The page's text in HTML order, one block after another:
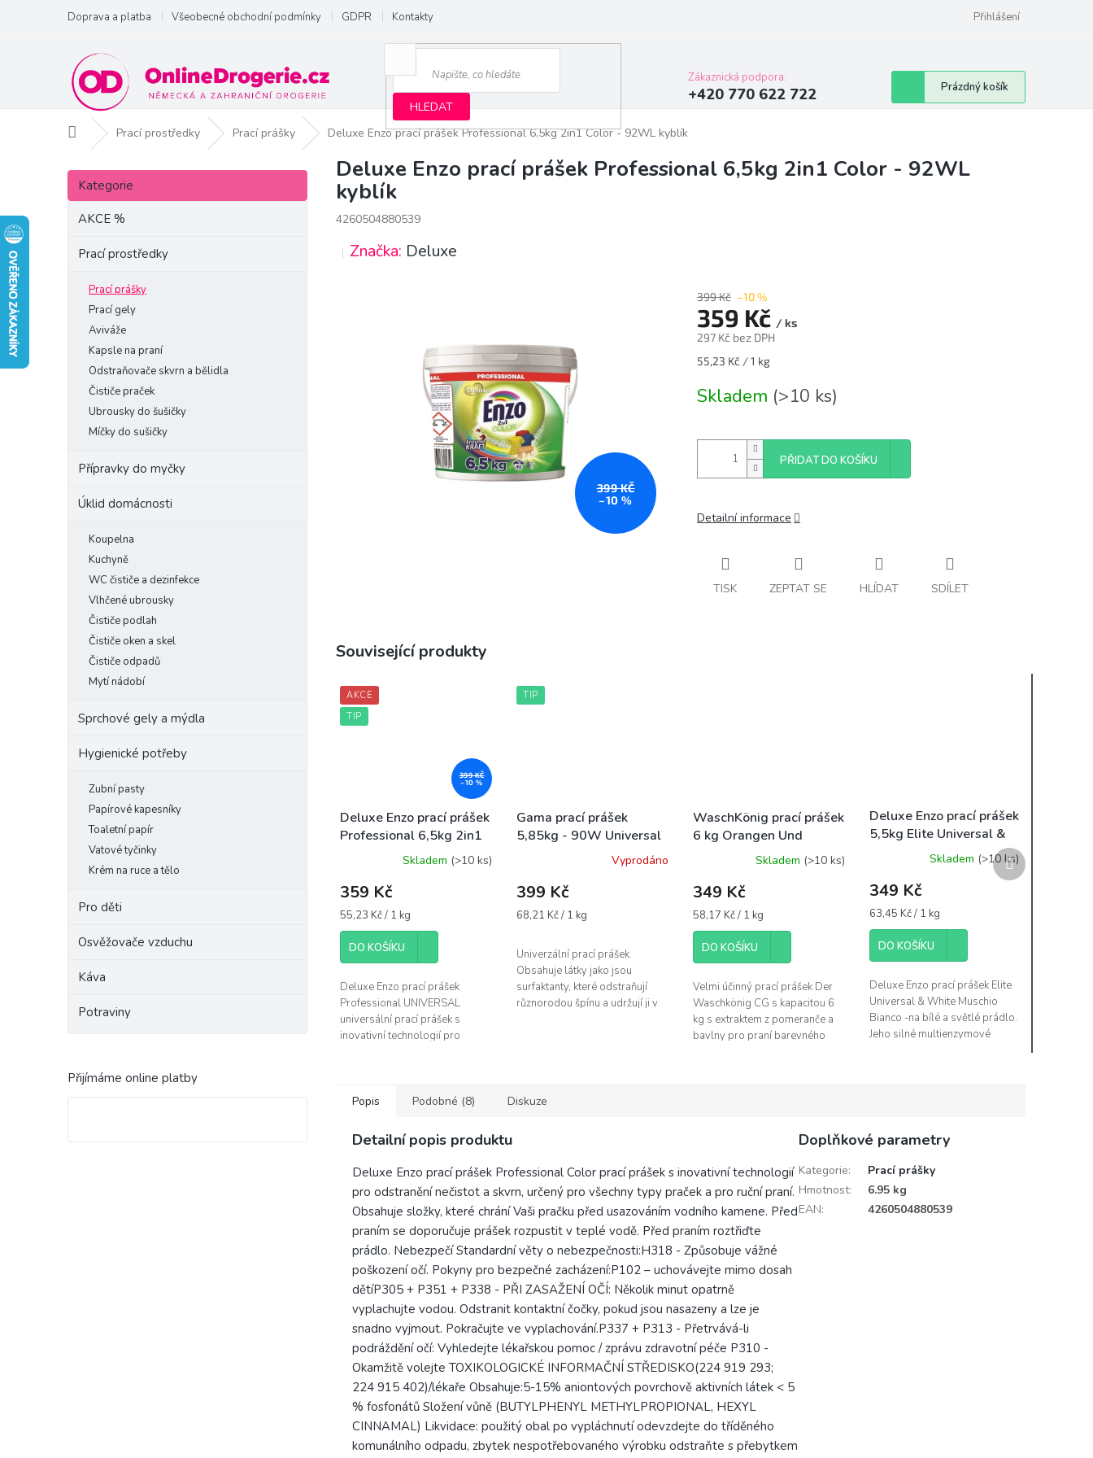
obsah
Doprava a platba Všeobecné obchodní podmínky GDPR Kontakty Přihlášení
HLEDAT
Zákaznická podpora:
+420 770 622 722
Nákupní
košík
Prázdný košík
Domů Prací prostředky Prací prášky Deluxe Enzo prací prášek Professional 6,5kg 2in1 Color - 92WL kyblík
P
s
Přeskočit
kategorie
Kategorie
AKCE %
Prací prostředky
Prací prášky
Prací gely
Aviváže
Kapsle na praní
Odstraňovače skvrn a bělidla
Čističe praček
Ubrousky do šušičky
Míčky do sušičky
Přípravky do myčky
Úklid domácnosti
Koupelna
Kuchyně
WC čističe a dezinfekce
Vlhčené ubrousky
Čističe podlah
Čističe oken a skel
Čističe odpadů
Mytí nádobí
Sprchové gely a mýdla
Hygienické potřeby
Zubní pasty
Papírové kapesníky
Toaletní papír
Vatové tyčinky
Krém na ruce a tělo
Pro děti
Osvěžovače vzduchu
Káva
Potraviny
Přijímáme online platby
Deluxe Enzo prací prášek Professional 6,5kg 2in1 Color - 92WL
kyblík
4260504880539
Značka: Deluxe
399 KČ
–10 %
399 Kč –10 %
359 Kč / ks
297 Kč bez DPH
Měrná
55,23 Kč / 1 kg
Skladem (>10 ks)
PŘIDAT DO KOŠÍKU
Detailní informace
TISK ZEPTAT SE HLÍDAT SDÍLET
Související produkty
AKCE
TIP
399 KČ
–10 %
Deluxe Enzo prací prášek
Professional 6,5kg 2in1
Universal - 92WL kyblík
Skladem (>10 ks)
359 Kč
Měrná
cena:
55,23 Kč / 1 kg
DO KOŠÍKU
Deluxe Enzo prací prášek
Professional UNIVERSAL
universální prací prášek s
inovativní technologií pro
TIP
Gama prací prášek
5,85kg - 90W Universal
Vyprodáno
399 Kč
Měrná
68,21 Kč / 1 kg
Univerzální prací prášek.
Obsahuje látky jako jsou
surfaktanty, které odstraňují
různorodou špínu a udržují ji v
WaschKönig prací prášek
6 kg Orangen Und
Baumwollextrakt
Universal - 100WL
Skladem (>10 ks)
349 Kč
Měrná
cena:
58,17 Kč / 1 kg
DO KOŠÍKU
Velmi účinný prací prášek Der
Waschkönig CG s kapacitou 6
kg s extraktem z pomeranče a
bavlny pro praní barevného
Deluxe Enzo prací prášek
5,5kg Elite Universal &
White Muschio Bianco -
Skladem (>10 ks)
349 Kč
Měrná
cena:
63,45 Kč / 1 kg
DO KOŠÍKU
Deluxe Enzo prací prášek Elite
Universal & White Muschio
Bianco -na bílé a světlé prádlo.
Jeho silné multienzymové
Další
produkt
Popis Podobné (8) Diskuze
Detailní popis produktu
Deluxe Enzo prací prášek Professional Color prací prášek s inovativní technologií
pro odstranění nečistot a skvrn, určený pro všechny typy praček a pro ruční praní.
Obsahuje složky, které chrání Vaši pračku před usazováním vodního kamene. Před
praním se doporučuje prášek rozpustit v teplé vodě. Před praním roztřiďte
prádlo. Nebezpečí Standardní věty o nebezpečnosti:H318 - Způsobuje vážné
poškození očí. Pokyny pro bezpečné zacházení:P102 – uchovávejte mimo dosah
dětíP305 + P351 + P338 - PŘI ZASAŽENÍ OČÍ: Několik minut opatrně
vyplachujte vodou. Odstranit kontaktní čočky, pokud jsou nasazeny a lze je
snadno vyjmout. Pokračujte ve vyplachování.P337 + P313 - Přetrvává-li
podráždění očí: Vyhledejte lékařskou pomoc / zprávu zdravotní péče P310 -
Okamžitě volejte TOXIKOLOGICKÉ INFORMAČNÍ STŘEDISKO(224 919 293;
224 915 402)/lékaře Obsahuje:5-15% aniontových povrchově aktivních látek < 5
% fosfonátů Složení vůně (BUTYLPHENYL METHYLPROPIONAL, HEXYL
CINNAMAL) Likvidace: použitý obal po vypláchnutí odevzdejte do tříděného
komunálního odpadu, zbytek nespotřebovaného výrobku odstraňte s přebytkem
Doplňkové parametry
Kategorie:
Prací prášky
Hmotnost:
6.95 kg
EAN: 4260504880539